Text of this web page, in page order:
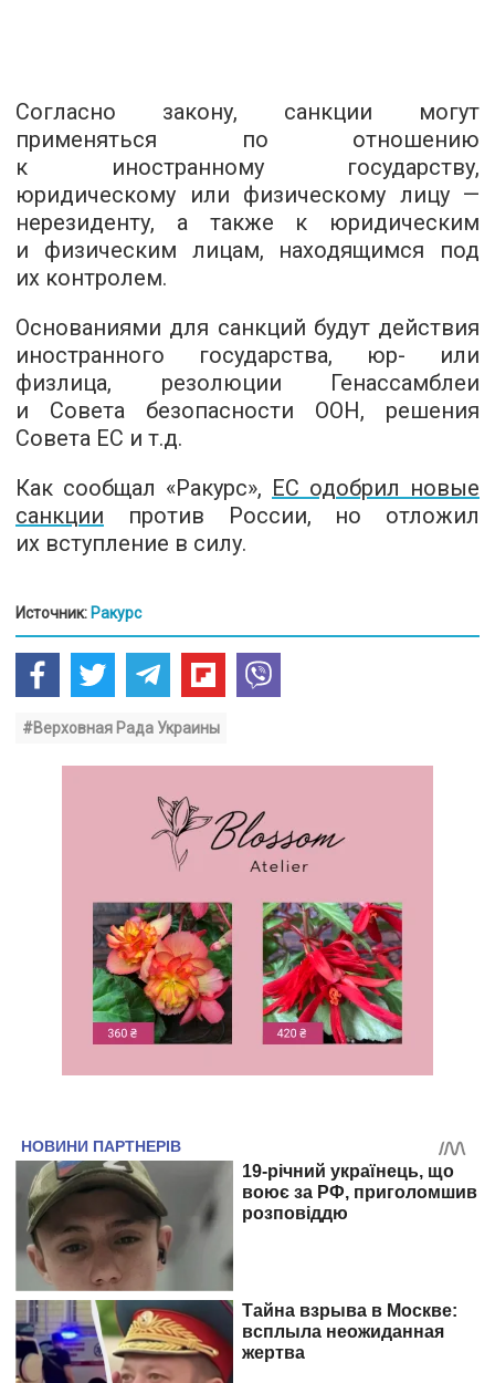
Согласно закону, санкции могут
применяться по отношению
к иностранному государству,
юридическому или физическому лицу —
нерезиденту, а также к юридическим
и физическим лицам, находящимся под
их контролем.
Основаниями для санкций будут действия
иностранного государства, юр- или
физлица, резолюции Генассамблеи
и Совета безопасности ООН, решения
Совета ЕС и т.д.
Как сообщал «Ракурс», ЕС одобрил новые
санкции против России, но отложил
их вступление в силу.
Источник: Ракурс
#Верховная Рада Украины